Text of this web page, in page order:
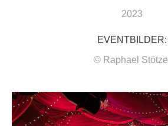
2023
EVENTBILDER:
© Raphael Stötzel